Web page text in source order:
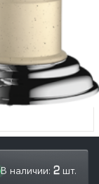
В наличии: 2 шт.